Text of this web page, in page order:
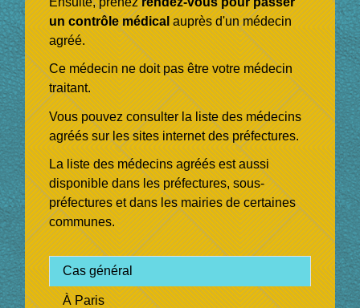
un contrôle médicalauprès d'un médecin
agréé.
Ce médecin ne doit pas être votre médecin
traitant.
Vous pouvez consulter la liste des médecins
agréés sur les sites internet des préfectures.
La liste des médecins agréés est aussi
disponible dans les préfectures, sous-
préfectures et dans les mairies de certaines
communes.
Cas général
À Paris